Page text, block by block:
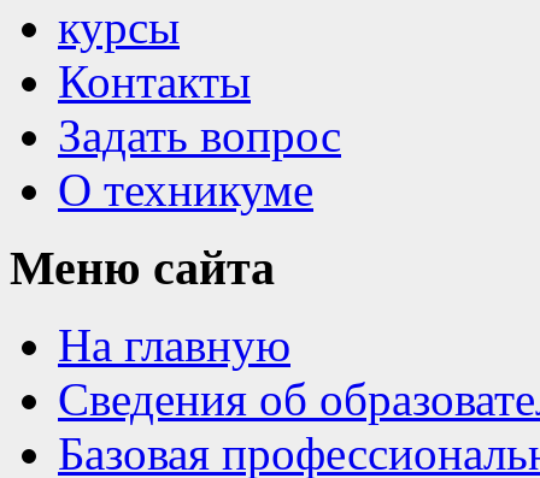
курсы
Контакты
Задать вопрос
О техникуме
Меню сайта
На главную
Сведения об
Базовая